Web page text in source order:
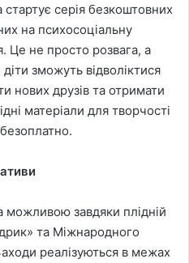
серія безкоштовних
на психосоціальну
Це не просто розвага, а
зможуть відволіктися
нових друзів та отримати
матеріали для творчості
можливою завдяки плідній
та Міжнародного
реалізуються в межах